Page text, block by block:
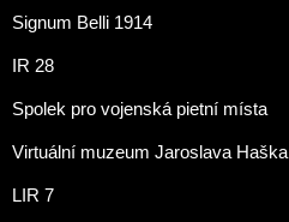
Signum Belli 1914
IR 28
Spolek pro vojenská pietní místa
Virtuální muzeum Jaroslava Haška
LIR 7